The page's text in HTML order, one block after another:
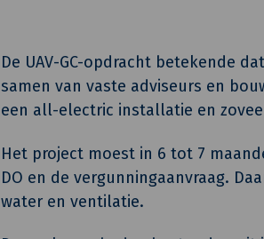
De UAV-GC-opdracht betekende
samen van vaste adviseurs en
een all-electric installatie en
Het project moest in 6 tot 7
DO en de vergunningaanvraag.
water en ventilatie.